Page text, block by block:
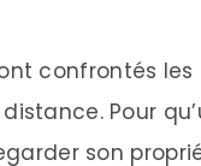
confrontés
Pour
son